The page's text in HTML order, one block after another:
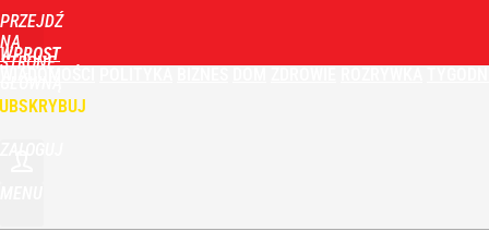
PRZEJDŹ
NA
STRONĘ
WPROST